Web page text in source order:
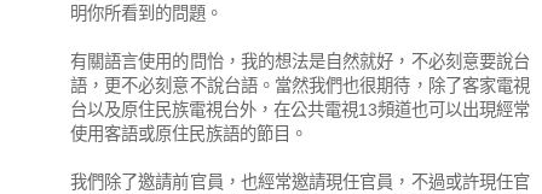
明你所看到的問題。
有關語言使用的問怡，我的想法是自然就好，不必刻意要說台
語，更不必刻意不說台語。當然我們也很期待，除了客家電視
台以及原住民族電視台外，在公共電視13頻道也可以出現經常
使用客語或原住民族語的節目。
我們除了邀請前官員，也經常邀請現任官員，不過或許現任官